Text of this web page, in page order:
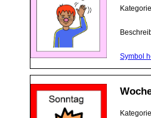
Symbol